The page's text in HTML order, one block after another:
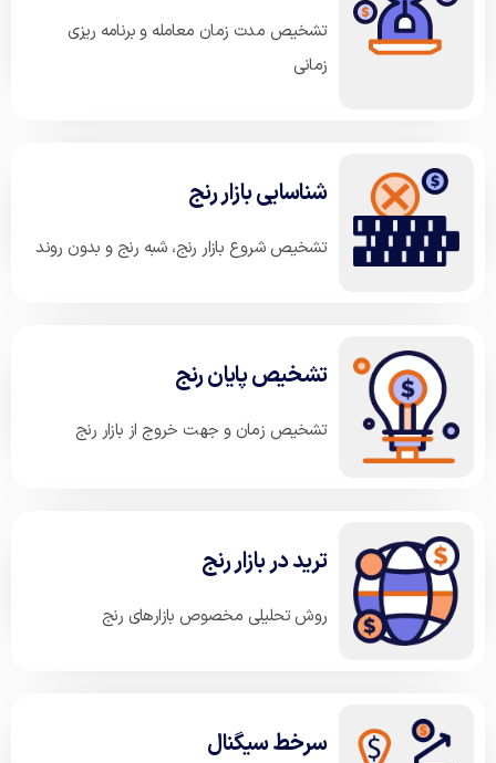
تشخیص مدت زمان معامله و برنامه ریزی
زمانی
شناسایی بازار رنج
تشخیص شروع بازار رنج، شبه رنج و بدون روند
تشخیص پایان رنج
تشخیص زمان و جهت خروج از بازار رنج
ترید در بازار رنج
روش تحلیلی مخصوص بازارهای رنج
سرخط سیگنال